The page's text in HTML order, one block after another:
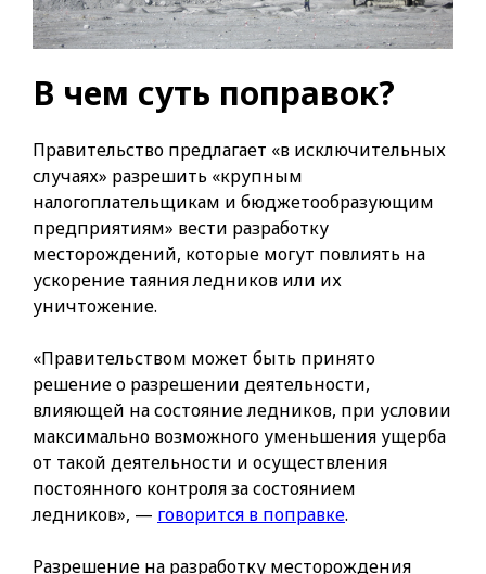
В чем суть поправок?
Правительство предлагает «в исключительных
случаях» разрешить «крупным
налогоплательщикам и бюджетообразующим
предприятиям» вести разработку
месторождений, которые могут повлиять на
ускорение таяния ледников или их
уничтожение.
«Правительством может быть принято
решение о разрешении деятельности,
влияющей на состояние ледников, при условии
максимально возможного уменьшения ущерба
от такой деятельности и осуществления
постоянного контроля за состоянием
ледников», — говорится в поправке.
Разрешение на разработку месторождения